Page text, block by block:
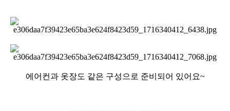
에어컨과 옷장도 같은 구성으로 준비되어 있어요~